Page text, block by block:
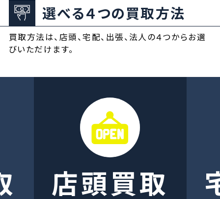
選べる４つの買取方法
買取方法は、店頭、宅配、出張、法人の４つからお選
びいただけます。
店頭買取